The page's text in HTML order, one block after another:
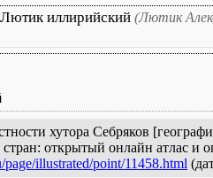
Лютик иллирийский (Лютик
хутора Себряков
открытый онлайн атлас и
illustrated/point/11458.html